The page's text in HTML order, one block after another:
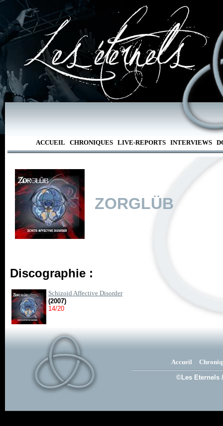
ACCUEIL CHRONIQUES LIVE-REPORTS INTERVIEWS
ZORGLÜB
Discographie :
Schizoid Affective Disorder
(2007)
14/20
Accueil
©Les Eternels